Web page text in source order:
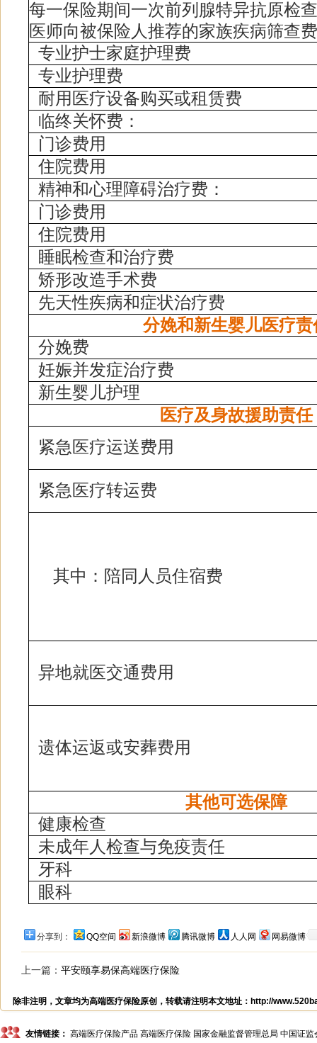
每一保险期间一次前列腺特异抗原检
医师向被保险人推荐的家族疾病筛查费
专业护士家庭护理费
专业护理费
耐用医疗设备购买或租赁费
临终关怀费：
门诊费用
住院费用
精神和心理障碍治疗费：
门诊费用
住院费用
睡眠检查和治疗费
矫形改造手术费
先天性疾病和症状治疗费
分娩和新生婴儿医疗责
分娩费
妊娠并发症治疗费
新生婴儿护理
医疗及身故援助责任
紧急医疗运送费用
紧急医疗转运费
其中：陪同人员住宿费
异地就医交通费用
遗体运返或安葬费用
其他可选保障
健康检查
未成年人检查与免疫责任
牙科
眼科
分享到： QQ空间 新浪微博 腾讯微博 人人网 网易微博
上一篇： 平安颐享易保高端医疗保险
除非注明，文章均为高端医疗保险原创，转载请注明本文地址： http://
友情链接： 高端医疗保险产品 高端医疗保险 国家金融监督管理总局 中国证监